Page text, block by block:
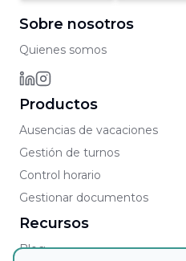
Sobre nosotros
Quienes somos
Productos
Ausencias de vacaciones
Gestión de turnos
Control horario
Gestionar documentos
Recursos
Blog